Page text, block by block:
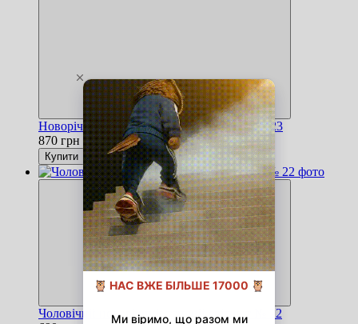
Новорічний чоловічий теплий світшот № 23
870 грн
Купити
Чоловічий новорічний теплий світшот № 22